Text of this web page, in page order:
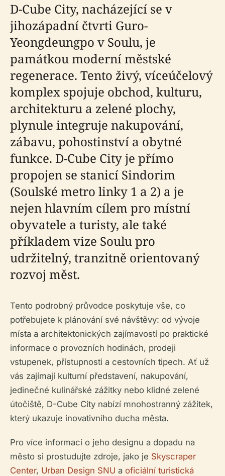
D-Cube City, nacházející se v
jihozápadní čtvrti Guro-
Yeongdeungpo v Soulu, je
památkou moderní městské
regenerace. Tento živý, víceúčelový
komplex spojuje obchod, kulturu,
architekturu a zelené plochy,
plynule integruje nakupování,
zábavu, pohostinství a obytné
funkce. D-Cube City je přímo
propojen se stanicí Sindorim
(Soulské metro linky 1 a 2) a je
nejen hlavním cílem pro místní
obyvatele a turisty, ale také
příkladem vize Soulu pro
udržitelný, tranzitně orientovaný
rozvoj měst.
Tento podrobný průvodce poskytuje vše, co
potřebujete k plánování své návštěvy: od vývoje
místa a architektonických zajímavostí po praktické
informace o provozních hodinách, prodeji
vstupenek, přístupnosti a cestovních tipech. Ať už
vás zajímají kulturní představení, nakupování,
jedinečné kulinářské zážitky nebo klidné zelené
útočiště, D-Cube City nabízí mnohostranný zážitek,
který ukazuje inovativního ducha města.
Pro více informací o jeho designu a dopadu na
město si prostudujte zdroje, jako je Skyscraper
Center, Urban Design SNU a oficiální turistická